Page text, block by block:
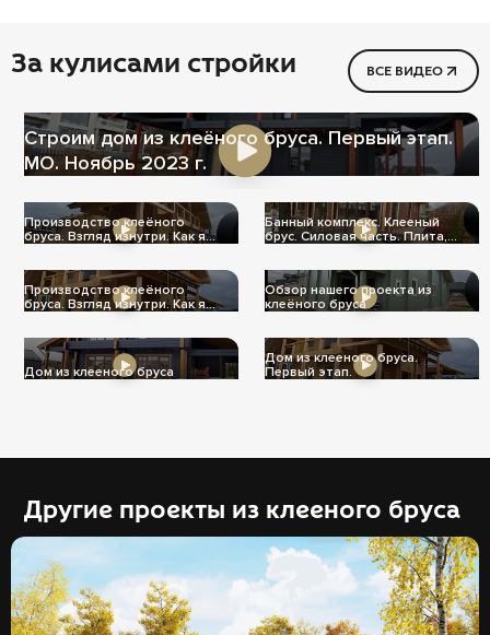
За кулисами стройки ВСЕ ВИДЕО
Строим дом из клеёного бруса. Первый этап.
МО. Ноябрь 2023 г.
Производство клеёного
бруса. Взгляд изнутри. Как я
Банный комплекс. Клееный
брус. Силовая часть. Плита,
Производство клеёного
бруса. Взгляд изнутри. Как я
Обзор нашего проекта из
клеёного бруса
Дом из клееного бруса
Дом из клееного бруса.
Первый этап.
Другие проекты из клееного бруса